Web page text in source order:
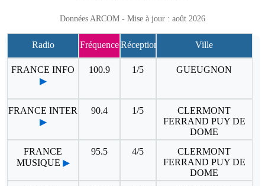
Données ARCOM - Mise à jour : août 2026
Radio FréquenceRéception Ville
FRANCE INFO
▶
100.9 1/5 GUEUGNON
FRANCE INTER
▶
90.4 1/5
CLERMONT
FERRAND PUY DE
DOME
FRANCE
MUSIQUE ▶
95.5 4/5
CLERMONT
FERRAND PUY DE
DOME